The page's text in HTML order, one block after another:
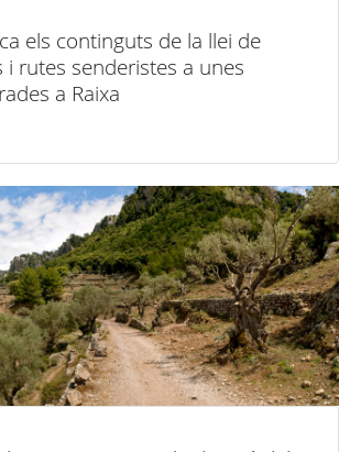
els continguts de la llei de
i rutes senderistes a unes
a Raixa